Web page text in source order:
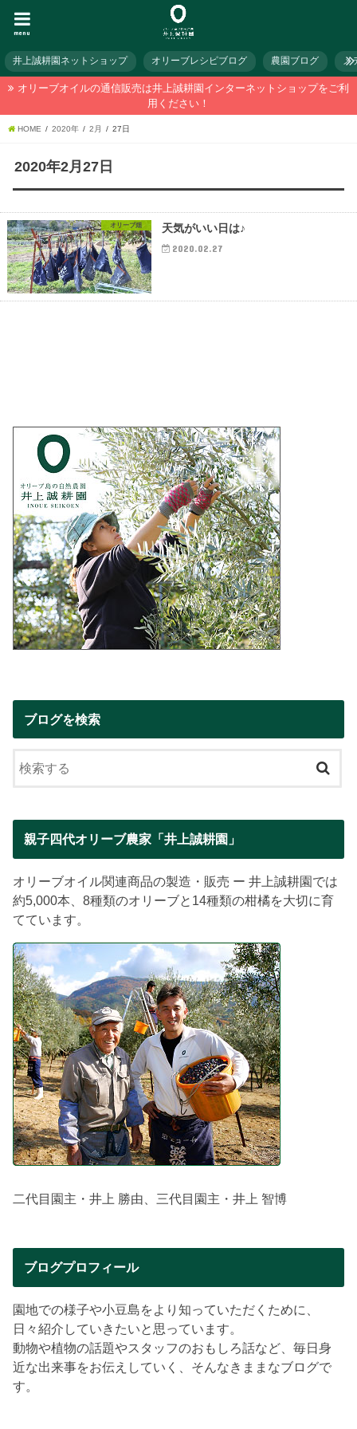
menu
井上誠耕園ネットショップ オリーブレシピブログ 農園ブログ メ
オリーブオイルの通信販売は井上誠耕園インターネットショップをご利
用ください！
HOME 2020年 2月 27日
2020年2月27日
オリーブ畑 天気がいい日は♪
2020.02.27
ブログを検索
親子四代オリーブ農家「井上誠耕園」
オリーブオイル関連商品の製造・販売 ー 井上誠耕園では
約5,000本、8種類のオリーブと14種類の柑橘を大切に育
てています。
二代目園主・井上 勝由、三代目園主・井上 智博
ブログプロフィール
園地での様子や小豆島をより知っていただくために、
日々紹介していきたいと思っています。
動物や植物の話題やスタッフのおもしろ話など、毎日身
近な出来事をお伝えしていく、そんなきままなブログで
す。